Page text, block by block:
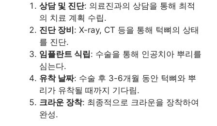
상담 및 진단: 의료진과의 상담을 통해 최적
의 치료 계획 수립.
진단 장비: X-ray, CT 등을 통해 턱뼈의 상태
를 진단.
임플란트 식립: 수술을 통해 인공치아 뿌리를
심는다.
유착 날짜: 수술 후 3-6개월 동안 턱뼈와 뿌
리가 유착될 때까지 기다림.
크라운 장착: 최종적으로 크라운을 장착하여
완성.